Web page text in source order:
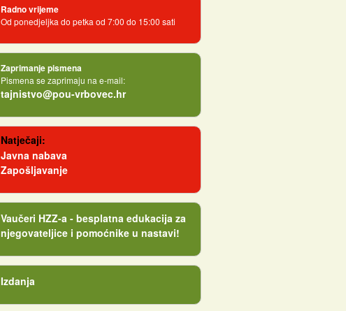
Radno vrijeme
Od ponedjeljka do petka od 7:00 do 15:00 sati
Zaprimanje pismena
Pismena se zaprimaju na e-mail:
tajnistvo@pou-vrbovec.hr
Natječaji:
Javna nabava
Zapošljavanje
Vaučeri HZZ-a - besplatna edukacija za
njegovateljice i pomoćnike u nastavi!
Izdanja